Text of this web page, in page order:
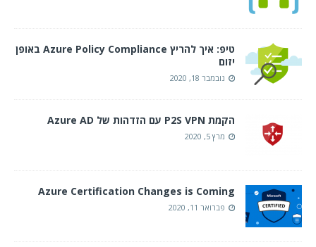
טיפ: איך להריץ Azure Policy Compliance באופן
יזום
נובמבר 18, 2020
הקמת P2S VPN עם הזדהות של Azure AD
מרץ 5, 2020
Azure Certification Changes is Coming
פברואר 11, 2020